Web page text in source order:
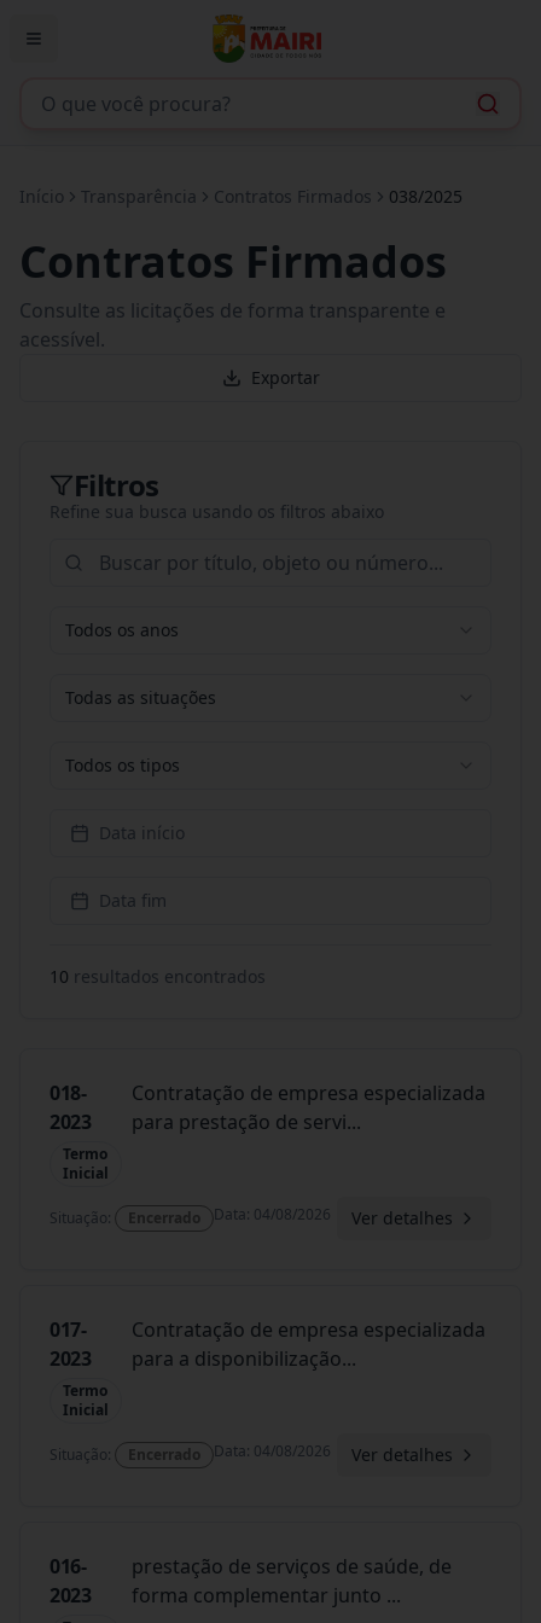
Início Transparência Contratos Firmados 038/2025
Contratos Firmados
Consulte as licitações de forma transparente e
acessível.
Exportar
Filtros
Refine sua busca usando os filtros abaixo
Todos os anos
Todas as situações
Todos os tipos
Data início
Data fim
10 resultados encontrados
018-
2023
Termo
Inicial
Contratação de empresa especializada
para prestação de servi...
Situação: Encerrado Data: 04/08/2026 Ver detalhes
017-
2023
Termo
Inicial
Contratação de empresa especializada
para a disponibilização...
Situação: Encerrado Data: 04/08/2026 Ver detalhes
016-
2023
prestação de serviços de saúde, de
forma complementar junto ...